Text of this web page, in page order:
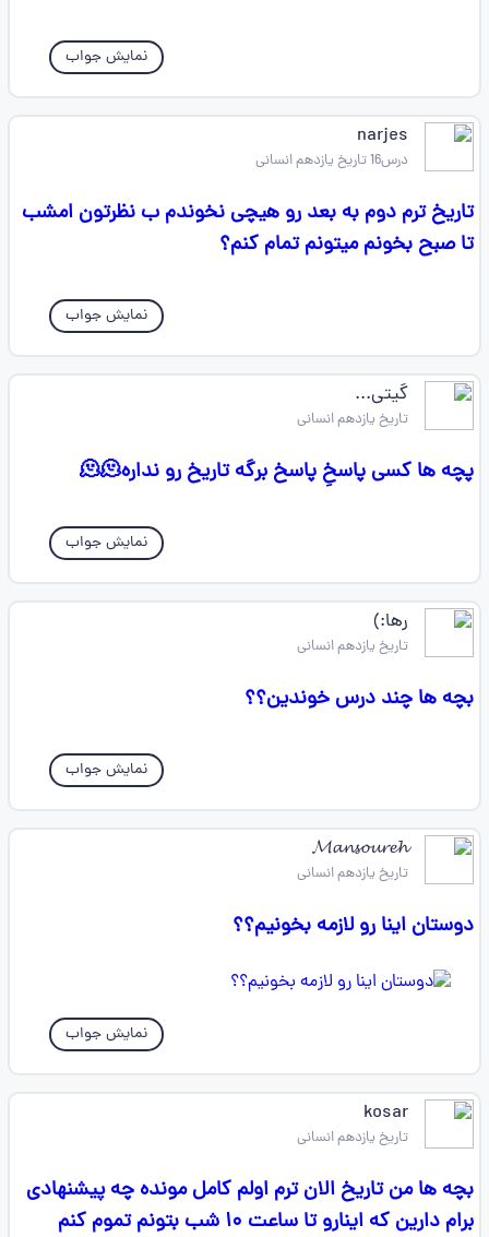
نمایش جواب
narjes
درس16 تاریخ یازدهم انسانی
تاریخ ترم دوم به بعد رو هیچی نخوندم ب نظرتون امشب
تا صبح بخونم میتونم تمام کنم؟
نمایش جواب
گیتی...
تاریخ یازدهم انسانی
پچه ها کسی پاسخِ پاسخ برگه تاریخ رو نداره🫠🫠
نمایش جواب
رها:)
تاریخ یازدهم انسانی
بچه ها چند درس خوندین؟؟
نمایش جواب
𝓜𝓪𝓷𝓼𝓸𝓾𝓻𝓮𝓱
تاریخ یازدهم انسانی
دوستان اینا رو لازمه بخونیم؟؟
نمایش جواب
kosar
تاریخ یازدهم انسانی
بچه ها من تاریخ الان ترم اولم کامل مونده چه پیشنهادی
برام دارین که اینارو تا ساعت ۱۰ شب بتونم تموم کنم